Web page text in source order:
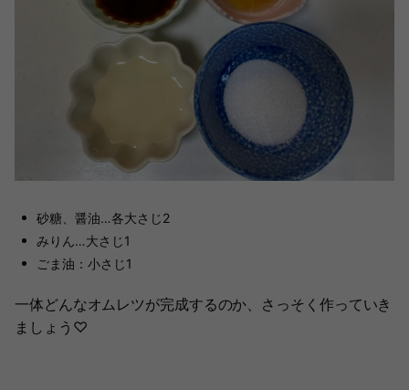
砂糖、醤油…各大さじ2
みりん…大さじ1
ごま油：小さじ1
一体どんなオムレツが完成するのか、さっそく作っていき
ましょう♡